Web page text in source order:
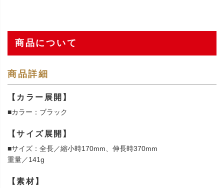
商品について
商品詳細
【カラー展開】
■カラー：ブラック
【サイズ展開】
■サイズ：全長／縮小時170mm、伸長時370mm
重量／141g
【素材】